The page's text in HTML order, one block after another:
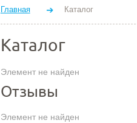
Главная Каталог
Каталог
Элемент не найден
Отзывы
Элемент не найден